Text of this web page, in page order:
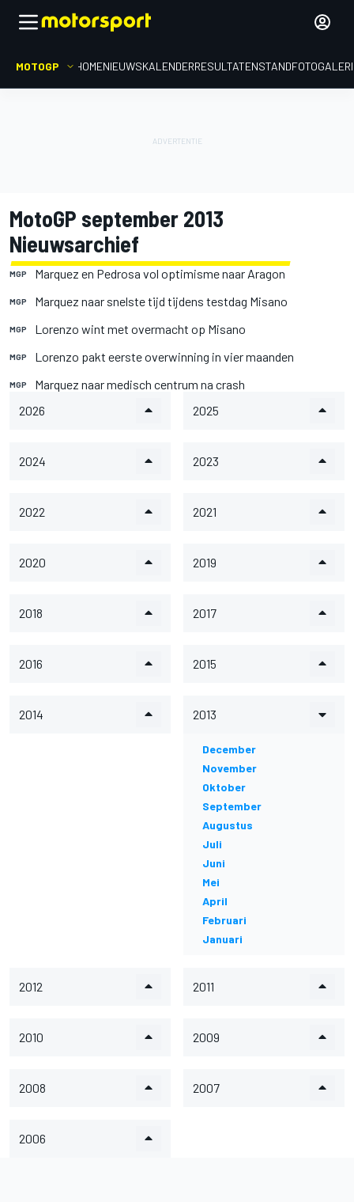
MOTOGP HOMENIEUWSKALENDERRESULTATENSTAND
MotoGP september 2013
Nieuwsarchief
MGP Marquez en Pedrosa vol optimisme naar Aragon
MGP Marquez naar snelste tijd tijdens testdag Misano
MGP Lorenzo wint met overmacht op Misano
MGP Lorenzo pakt eerste overwinning in vier maanden
MGP
Marquez naar medisch centrum na crash
2026
2025
2024 2023
2022 2021
2020 2019
2018 2017
2016 2015
2014 2013
December
November
Oktober
September
Augustus
Juli
Juni
Mei
April
Februari
Januari
2012 2011
2010 2009
2008 2007
2006